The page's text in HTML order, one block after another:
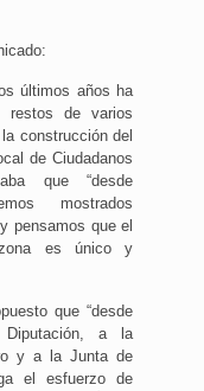
últimos años ha
restos de varios
construcción del
de Ciudadanos
que “desde
mostrados
pensamos que el
es único y
que “desde
a la
y a la Junta de
el esfuerzo de